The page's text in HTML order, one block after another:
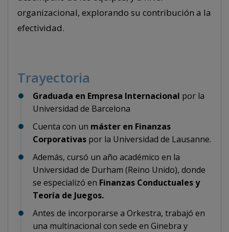
organizacional, explorando su contribución a la
efectividad.
Trayectoria
Graduada en Empresa Internacional por la
Universidad de Barcelona
Cuenta con un máster en Finanzas
Corporativas por la Universidad de Lausanne.
Además, cursó un año académico en la
Universidad de Durham (Reino Unido), donde
se especializó en Finanzas Conductuales y
Teoría de Juegos.
Antes de incorporarse a Orkestra, trabajó en
una multinacional con sede en Ginebra y